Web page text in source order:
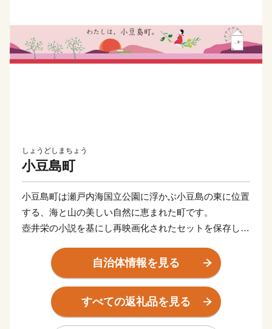
しょうどしまちょう
小豆島町
小豆島町は瀬戸内海国立公園に浮かぶ小豆島の東に位置
する、海と山の美しい自然に恵まれた町です。
壺井栄の小説を基にし再映画化されたセットを保存した
渓、18世紀頃より伝承されてきている農村歌舞伎舞台な
ど、数多くの観光スポットを有しています。
醤油、佃煮、そうめんなどの伝統産業、日本におけるオ
リーブ発祥の地、小豆島でつくられるオリーブオイルな
自治体情報を見る
すべての返礼品を見る